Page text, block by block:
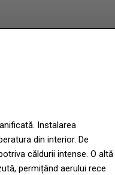
Instalarea
din interior. De
căldurii intense. O altă
permițând aerului rece